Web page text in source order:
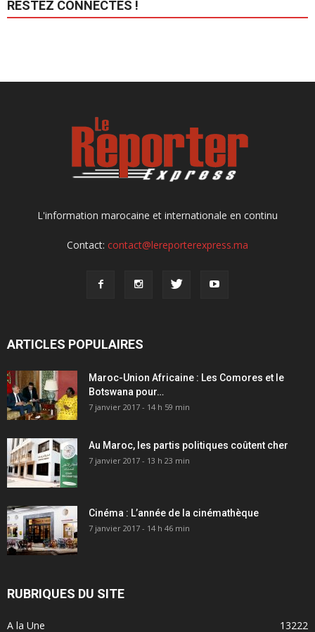
RESTEZ CONNECTÉS !
L'information marocaine et internationale en continu
Contact: contact@lereporterexpress.ma
ARTICLES POPULAIRES
Maroc-Union Africaine : Les Comores et le
Botswana pour…
7 janvier 2017 - 14 h 59 min
Au Maroc, les partis politiques coûtent cher
7 janvier 2017 - 13 h 23 min
Cinéma : L’année de la cinémathèque
7 janvier 2017 - 14 h 46 min
RUBRIQUES DU SITE
A la Une 13222